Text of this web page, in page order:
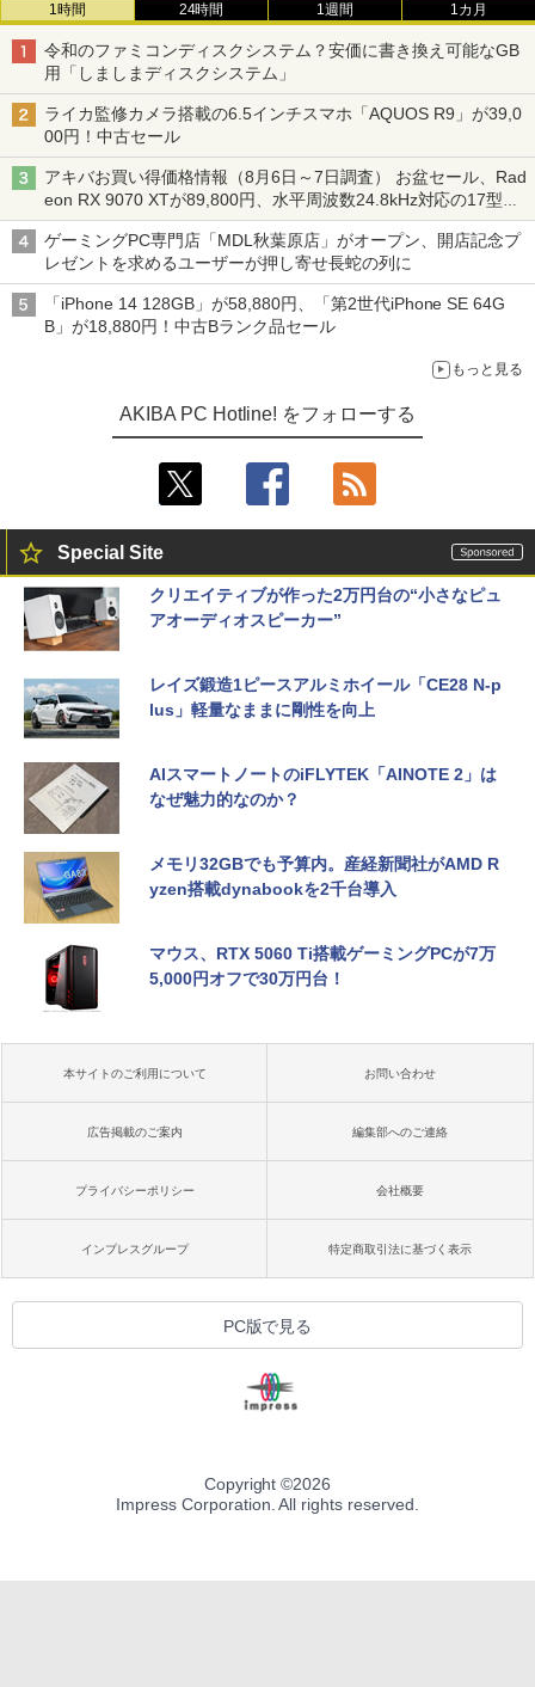
1時間 24時間 1週間 1カ月
令和のファミコンディスクシステム？安価に書き換え可能なGB
用「しましまディスクシステム」
ライカ監修カメラ搭載の6.5インチスマホ「AQUOS R9」が39,0
00円！中古セール
アキバお買い得価格情報（8月6日～7日調査） お盆セール、Rad
eon RX 9070 XTが89,800円、水平周波数24.8kHz対応の17型モ
ニターが9,801円、暑さ指数連動セール ほか
ゲーミングPC専門店「MDL秋葉原店」がオープン、開店記念プ
レゼントを求めるユーザーが押し寄せ長蛇の列に
「iPhone 14 128GB」が58,880円、「第2世代iPhone SE 64G
B」が18,880円！中古Bランク品セール
もっと見る
AKIBA PC Hotline! をフォローする
Special Site
クリエイティブが作った2万円台の“小さなピュ
アオーディオスピーカー”
レイズ鍛造1ピースアルミホイール「CE28 N-p
lus」軽量なままに剛性を向上
AIスマートノートのiFLYTEK「AINOTE 2」は
なぜ魅力的なのか？
メモリ32GBでも予算内。産経新聞社がAMD R
yzen搭載dynabookを2千台導入
マウス、RTX 5060 Ti搭載ゲーミングPCが7万
5,000円オフで30万円台！
本サイトのご利用について お問い合わせ
広告掲載のご案内 編集部へのご連絡
プライバシーポリシー 会社概要
インプレスグループ 特定商取引法に基づく表示
PC版で見る
Copyright ©2026
Impress Corporation. All rights reserved.